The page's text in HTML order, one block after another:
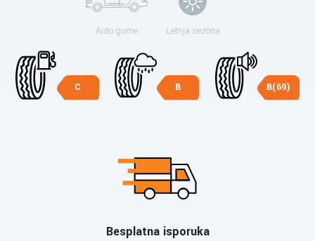
Auto gume Letnja sezona
C B B(69)
Besplatna isporuka